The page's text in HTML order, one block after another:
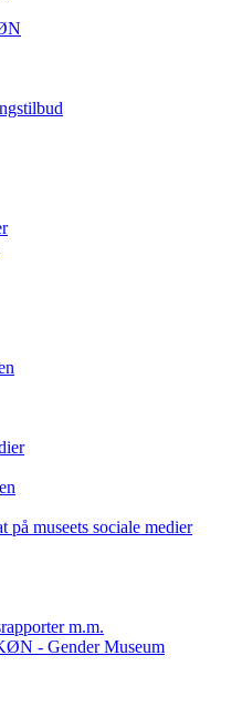
på museets sociale medier
m.m.
- Gender Museum